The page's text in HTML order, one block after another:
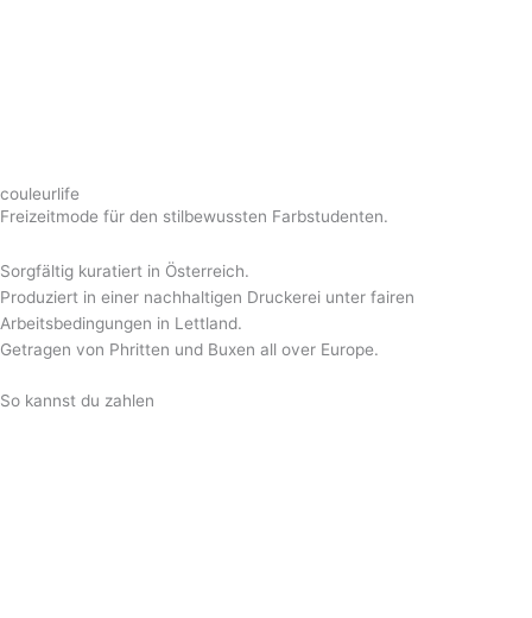
couleurlife
Freizeitmode für den stilbewussten Farbstudenten.
Sorgfältig kuratiert in Österreich.
Produziert in einer nachhaltigen Druckerei unter fairen
Arbeitsbedingungen in Lettland.
Getragen von Phritten und Buxen all over Europe.
So kannst du zahlen